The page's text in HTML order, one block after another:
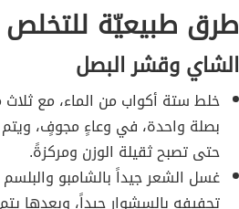
طرق طبيعيّة
الشاي وقشر البصل
خلط ستة أكواب من الماء، مع
بصلة واحدة، في وعاءٍ مجوفٍ،
حتى تصبح ثقيلة الوزن ومركزةً.
غسل الشعر جيداً بالشامبو
تجفيفه بالسشوار جيداً، وبعدها